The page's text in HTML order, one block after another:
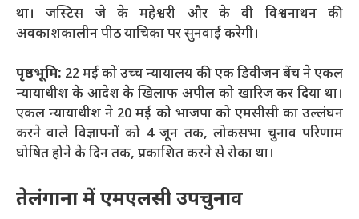
था। जस्टिस जे के महेश्वरी और के वी विश्वनाथन की
अवकाशकालीन पीठ याचिका पर सुनवाई करेगी।
पृष्ठभूमि: 22 मई को उच्च न्यायालय की एक डिवीजन बेंच ने एकल
न्यायाधीश के आदेश के खिलाफ अपील को खारिज कर दिया था।
एकल न्यायाधीश ने 20 मई को भाजपा को एमसीसी का उल्लंघन
करने वाले विज्ञापनों को 4 जून तक, लोकसभा चुनाव परिणाम
घोषित होने के दिन तक, प्रकाशित करने से रोका था।
तेलंगाना में एमएलसी उपचुनाव